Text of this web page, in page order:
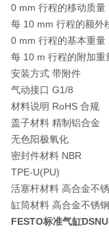
0 mm 行程的移动质量
每 10 mm 行程的额外
0 mm 行程的基本重量
每 10 m 行程的附加重
安装方式 带附件
气动接口 G1/8
材料说明 RoHS 合规
盖子材料 精制铝合金
无色阳极氧化
密封件材料 NBR
TPE-U(PU)
活塞杆材料 高合金不
缸筒材料 高合金不锈钢
FESTO标准气缸